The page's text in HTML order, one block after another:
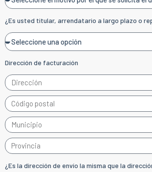
¿Es usted titular, arrendatario a largo plazo o
Dirección de facturación
¿Es la dirección de envío la misma que la